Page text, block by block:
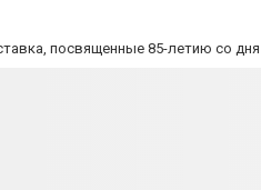
посвященные 85-летию со